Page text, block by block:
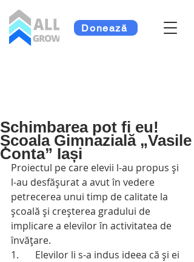
Donează
Schimbarea pot fi eu!
Școala Gimnazială „Vasile
Conta” Iași
Proiectul pe care elevii l-au propus și
l-au desfășurat a avut în vedere
petrecerea unui timp de calitate la
școală și creșterea gradului de
implicare a elevilor în activitatea de
învățare.
1.	Elevilor li s-a indus ideea că și ei